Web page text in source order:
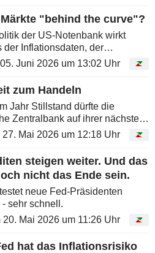
"behind the curve"?
der US-Notenbank wirkt
der Inflationsdaten, der
am Arbeitsmarkt und der
Monate zunehmend
abgestimmt....
Juni 2026 um 13:02 Uhr
zum Handeln
Jahr Stillstand dürfte die
Zentralbank auf ihrer nächsten
11. Juni die Leitzinsen anheben.
27. Mai 2026 um 12:18 Uhr
steigen weiter. Und das
nicht das Ende sein.
neue Fed-Präsidenten
sehr schnell.
20. Mai 2026 um 11:26 Uhr
hat das Inflationsrisiko